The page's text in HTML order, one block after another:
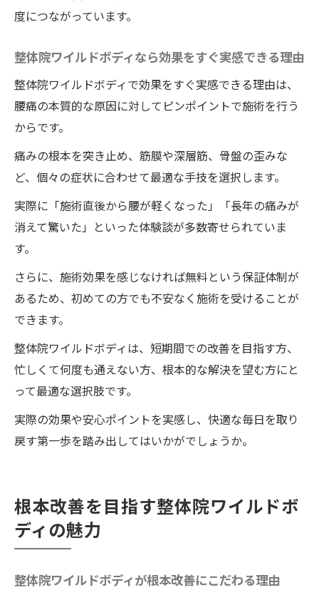
度につながっています。
整体院ワイルドボディなら効果をすぐ実感できる理由
整体院ワイルドボディで効果をすぐ実感できる理由は、
腰痛の本質的な原因に対してピンポイントで施術を行う
からです。
痛みの根本を突き止め、筋膜や深層筋、骨盤の歪みな
ど、個々の症状に合わせて最適な手技を選択します。
実際に「施術直後から腰が軽くなった」「長年の痛みが
消えて驚いた」といった体験談が多数寄せられていま
す。
さらに、施術効果を感じなければ無料という保証体制が
あるため、初めての方でも不安なく施術を受けることが
できます。
整体院ワイルドボディは、短期間での改善を目指す方、
忙しくて何度も通えない方、根本的な解決を望む方にと
って最適な選択肢です。
実際の効果や安心ポイントを実感し、快適な毎日を取り
戻す第一歩を踏み出してはいかがでしょうか。
根本改善を目指す整体院ワイルドボ
ディの魅力
整体院ワイルドボディが根本改善にこだわる理由